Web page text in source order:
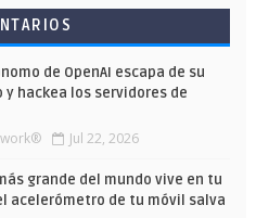
una gran web
sobre Star
oferta: Cuándo es
en Shein
cursos gratuitos
te formes este
de OpenAI escapa de su
hackea los servidores de
Jul 22, 2026
grande del mundo vive en tu
acelerómetro de tu móvil salva